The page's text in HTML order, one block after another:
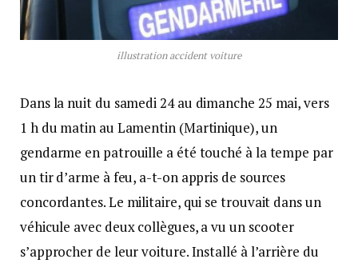
illustration accident voiture
Dans la nuit du samedi 24 au dimanche 25 mai, vers
1 h du matin au Lamentin (Martinique), un
gendarme en patrouille a été touché à la tempe par
un tir d’arme à feu, a-t-on appris de sources
concordantes. Le militaire, qui se trouvait dans un
véhicule avec deux collègues, a vu un scooter
s’approcher de leur voiture. Installé à l’arrière du